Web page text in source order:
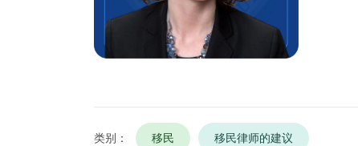
类别： 移民 移民律师的建议